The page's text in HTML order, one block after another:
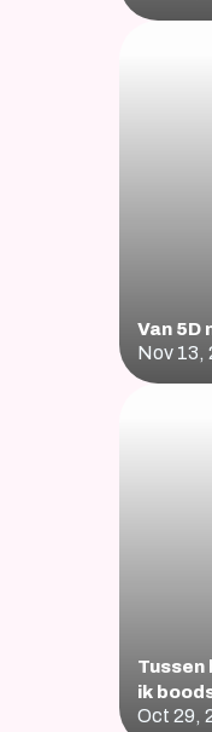
Van 5D
Nov 13,
ik
Oct 29,